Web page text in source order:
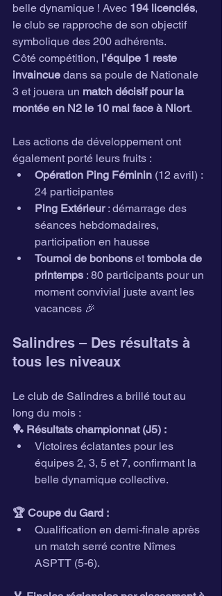
belle dynamique ! Avec 194 licenciés,
le club se rapproche de son objectif
symbolique des 200 adhérents.
Côté compétition, l’équipe 1 reste
invaincue dans sa poule de Nationale
3 et jouera un match décisif pour la
montée en N2 le 10 mai face à Niort.
Les actions de développement ont
également porté leurs fruits :
Opération Ping Féminin (12 avril) :
24 participantes
Ping Extérieur : démarrage des
séances hebdomadaires,
participation en hausse
Tournoi de bonbons et tombola de
printemps : 80 participants pour un
moment convivial juste avant les
vacances 🎉
Salindres – Des résultats à
tous les niveaux
Le club de Salindres a brillé tout au
long du mois :
🏓 Résultats championnat (J5) :
Victoires éclatantes pour les
équipes 2, 3, 5 et 7, confirmant la
belle dynamique collective.
🏆 Coupe du Gard :
Qualification en demi-finale après
un match serré contre Nîmes
ASPTT (5-6).